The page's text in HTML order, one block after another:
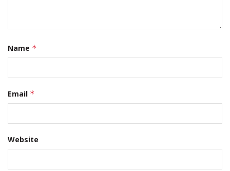
Name *
Email *
Website